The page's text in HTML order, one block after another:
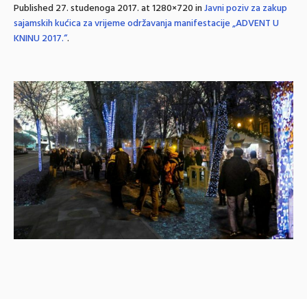
Published27. studenoga 2017.at 1280×720 inJavni poziv za zakup
sajamskih kućica za vrijeme održavanja manifestacije „ADVENT U
KNINU 2017.“.